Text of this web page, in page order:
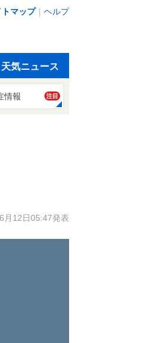
トマップ｜ ヘルプ
天気ニュース
情報 注目
月12日05:47発表